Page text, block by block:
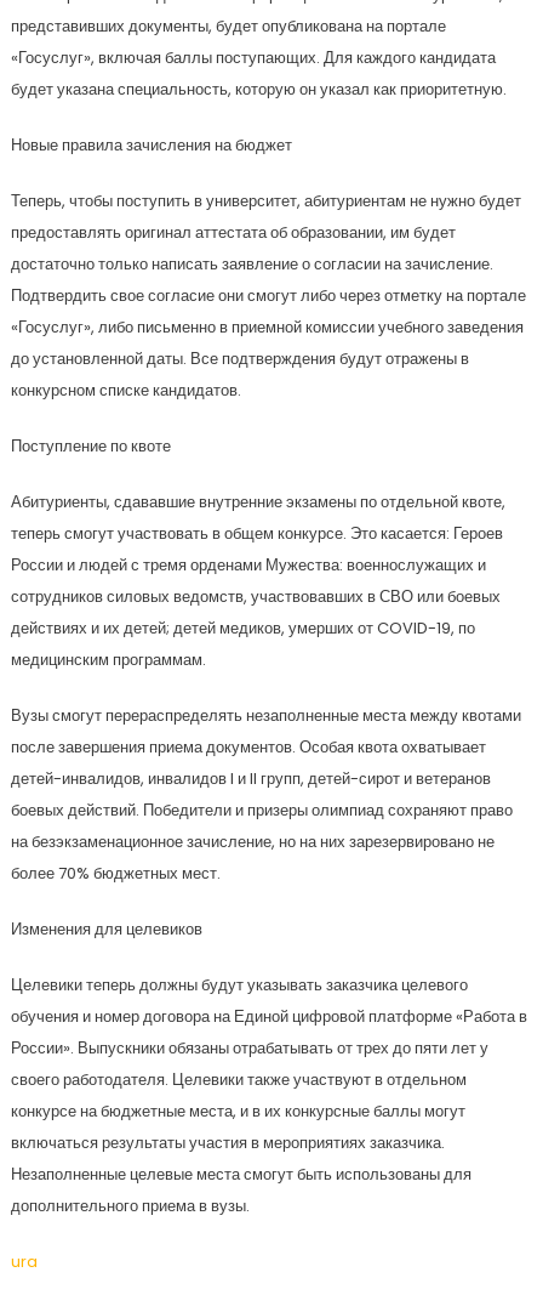
представивших документы, будет опубликована на портале
«Госуслуг», включая баллы поступающих. Для каждого кандидата
будет указана специальность, которую он указал как приоритетную.
Новые правила зачисления на бюджет
Теперь, чтобы поступить в университет, абитуриентам не нужно будет
предоставлять оригинал аттестата об образовании, им будет
достаточно только написать заявление о согласии на зачисление.
Подтвердить свое согласие они смогут либо через отметку на портале
«Госуслуг», либо письменно в приемной комиссии учебного заведения
до установленной даты. Все подтверждения будут отражены в
конкурсном списке кандидатов.
Поступление по квоте
Абитуриенты, сдававшие внутренние экзамены по отдельной квоте,
теперь смогут участвовать в общем конкурсе. Это касается: Героев
России и людей с тремя орденами Мужества: военнослужащих и
сотрудников силовых ведомств, участвовавших в СВО или боевых
действиях и их детей; детей медиков, умерших от COVID-19, по
медицинским программам.
Вузы смогут перераспределять незаполненные места между квотами
после завершения приема документов. Особая квота охватывает
детей-инвалидов, инвалидов I и II групп, детей-сирот и ветеранов
боевых действий. Победители и призеры олимпиад сохраняют право
на безэкзаменационное зачисление, но на них зарезервировано не
более 70% бюджетных мест.
Изменения для целевиков
Целевики теперь должны будут указывать заказчика целевого
обучения и номер договора на Единой цифровой платформе «Работа в
России». Выпускники обязаны отрабатывать от трех до пяти лет у
своего работодателя. Целевики также участвуют в отдельном
конкурсе на бюджетные места, и в их конкурсные баллы могут
включаться результаты участия в мероприятиях заказчика.
Незаполненные целевые места смогут быть использованы для
дополнительного приема в вузы.
ura